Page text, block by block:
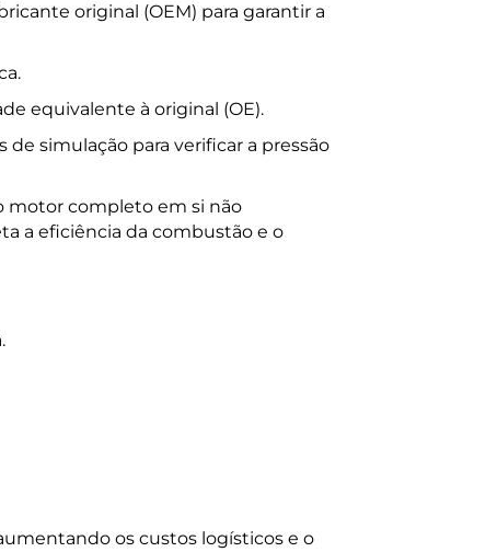
original (OEM) para garantir a
equivalente à original (OE).
simulação para verificar a pressão
motor completo em si não
a eficiência da combustão e o
os custos logísticos e o